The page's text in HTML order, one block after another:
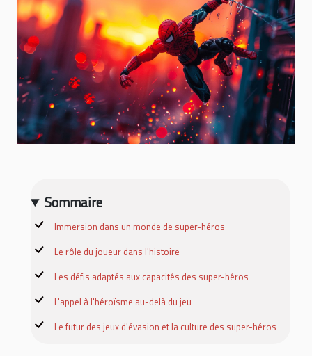
Sommaire
Immersion dans un monde de super-héros
Le rôle du joueur dans l'histoire
Les défis adaptés aux capacités des super-héros
L'appel à l'héroïsme au-delà du jeu
Le futur des jeux d'évasion et la culture des super-héros